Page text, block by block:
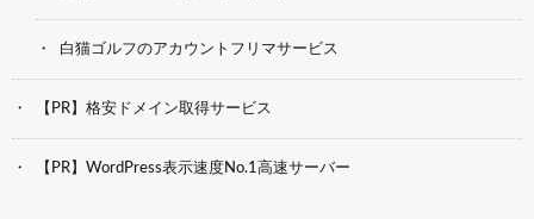
白猫ゴルフのアカウントフリマサービス
【PR】格安ドメイン取得サービス
【PR】WordPress表示速度No.1高速サーバー